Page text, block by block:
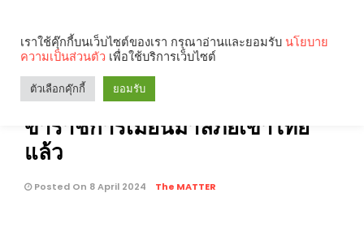
Search
คุณกำลังอ่าน:
BRIEF 295
เกิดอะไรขึ้นในเมียวดี? ความ
รุนแรงที่ไม่จบแค่ในประเทศ เมื่อ
ข้าราชการเมียนมาลี้ภัยเข้าไทย
แล้ว
Posted On 8 April 2024 The MATTER
เราใช้คุ๊กกี้บนเว็บไซต์ของเรา กรุณาอ่านและยอมรับ นโยบาย
ความเป็นส่วนตัว เพื่อใช้บริการเว็บไซต์
ตัวเลือกคุ๊กกี้ ยอมรับ